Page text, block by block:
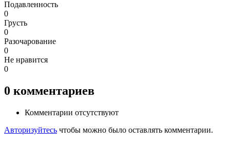
Подавленность
0
Грусть
0
Разочарование
0
Не нравится
0
0 комментариев
Комментарии отсутствуют
Авторизуйтесь чтобы можно было оставлять комментарии.